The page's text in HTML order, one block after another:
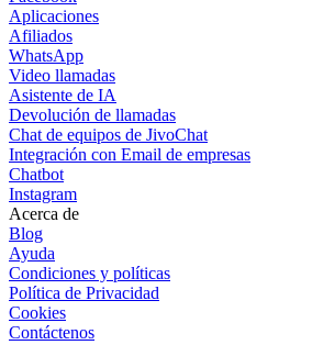
Aplicaciones
Afiliados
WhatsApp
Video llamadas
Asistente de IA
Devolución de llamadas
Chat de equipos de JivoChat
Integración con Email de empresas
Chatbot
Instagram
Acerca de
Blog
Ayuda
Condiciones y políticas
Política de Privacidad
Cookies
Contáctenos